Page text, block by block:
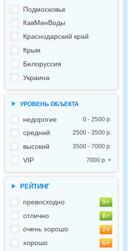
Подмосковье
КавМинВоды
Краснодарский край
Крым
Белоруссия
Украина
УРОВЕНЬ ОБЪЕКТА
недорогие 0 - 2500 р.
средний 2500 - 3500 р.
высокий 3500 - 7000 р.
VIP 7000 р. +
РЕЙТИНГ
превосходно
отлично
очень хорошо
хорошо